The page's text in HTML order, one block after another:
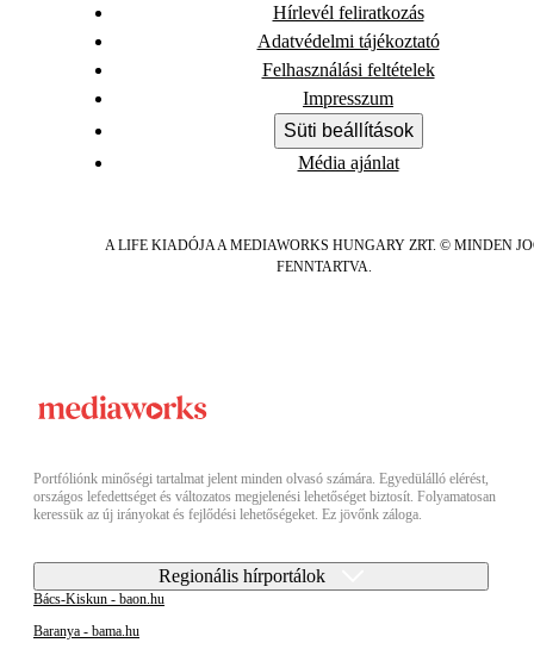
Hírlevél feliratkozás
Adatvédelmi tájékoztató
Felhasználási feltételek
Impresszum
Süti beállítások
Média ajánlat
A LIFE KIADÓJA A MEDIAWORKS HUNGARY ZRT. © MINDEN
FENNTARTVA.
Portfóliónk minőségi tartalmat jelent minden olvasó számára. Egyedülálló elérést,
országos lefedettséget és változatos megjelenési lehetőséget biztosít. Folyamatosan
keressük az új irányokat és fejlődési lehetőségeket. Ez jövőnk záloga.
Regionális hírportálok
Bács-Kiskun - baon.hu
Baranya - bama.hu